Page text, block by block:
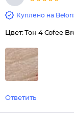
Куплено на
Цвет: Тон 4 Cofee
Ответить